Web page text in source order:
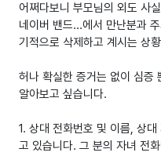
어쩌다보니 부모님의 외도 사
네이버 밴드...에서 만난분과
기적으로 삭제하고 계시는 상
허나 확실한 증거는 없이 심증
알아보고 싶습니다.
1. 상대 전화번호 및 이름, 상
고 있습니다. 그 분의 자녀 전